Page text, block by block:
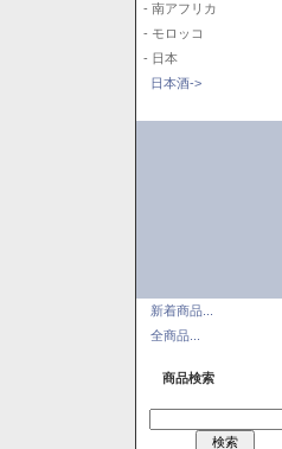
- 南アフリカ
- モロッコ
- 日本
日本酒->
新着商品...
全商品...
商品検索